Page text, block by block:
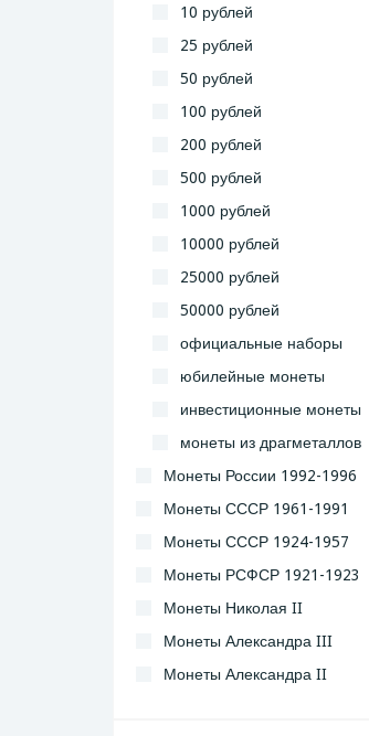
10 рублей
25 рублей
50 рублей
100 рублей
200 рублей
500 рублей
1000 рублей
10000 рублей
25000 рублей
50000 рублей
официальные наборы
юбилейные монеты
инвестиционные монеты
монеты из драгметаллов
Монеты России 1992-1996
Монеты СССР 1961-1991
Монеты СССР 1924-1957
Монеты РСФСР 1921-1923
Монеты Николая II
Монеты Александра III
Монеты Александра II